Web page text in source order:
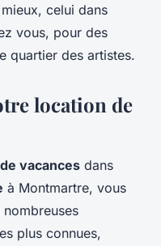
celui dans
vous, pour des
quartier des artistes.
location de
vacances dans
à Montmartre, vous
plus connues,